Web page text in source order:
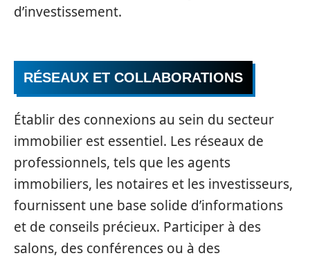
d’investissement.
RÉSEAUX ET COLLABORATIONS
Établir des connexions au sein du secteur
immobilier est essentiel. Les réseaux de
professionnels, tels que les agents
immobiliers, les notaires et les investisseurs,
fournissent une base solide d’informations
et de conseils précieux. Participer à des
salons, des conférences ou à des